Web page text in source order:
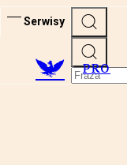
Serwisy
PRO